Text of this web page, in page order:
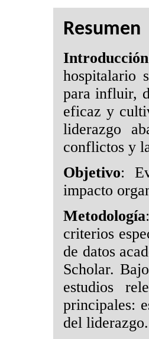
Resumen
Introducción
hospitalario
para influir,
eficaz y
liderazgo
conflictos y
Objetivo:
impacto
Metodología
criterios
de datos
Scholar.
estudios
principales:
del liderazgo.